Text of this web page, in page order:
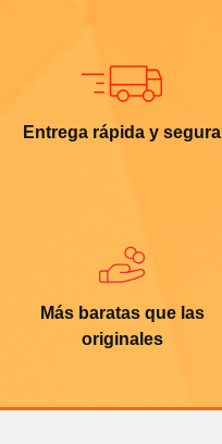
Entrega rápida y segura
Más baratas que las
originales